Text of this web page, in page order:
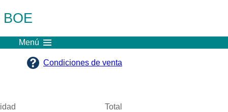
Menú
Condiciones de venta
Total